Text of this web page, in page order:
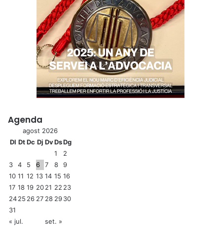
Agenda
agost 2026
Dl DtDc Dj DvDsDg
1
2
3
4 5 6 7 8
9
10 11 12 13 14 15 16
17 18 19 2021 22 23
2425 26 27 28 2930
31
« jul.
set. »